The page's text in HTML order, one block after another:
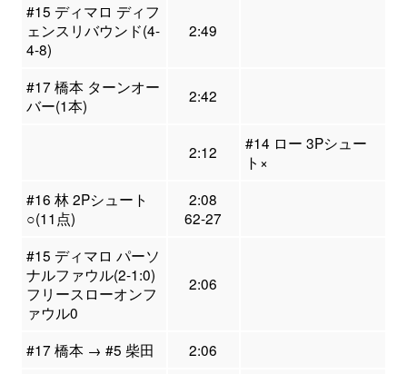
#15 ディマロ ディフ
ェンスリバウンド(4-
4-8)
2:49
#17 橋本 ターンオー
バー(1本)
2:42
2:12
#14 ロー 3Pシュー
ト×
#16 林 2Pシュート
○(11点)
2:08
62-27
#15 ディマロ パーソ
ナルファウル(2-1:0)
フリースローオンフ
ァウル0
2:06
#17 橋本 → #5 柴田 2:06